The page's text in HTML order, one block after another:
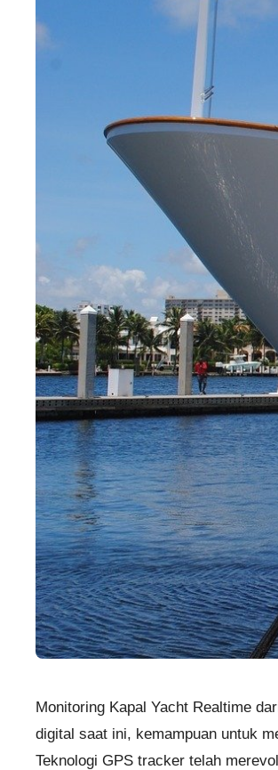
Monitoring Kapal Yacht Realtime
digital saat ini, kemampuan untuk
Teknologi GPS tracker telah